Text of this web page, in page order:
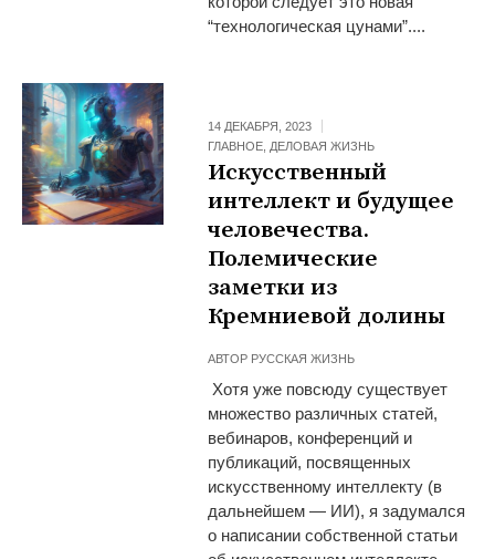
“технологическая цунами”....
14 ДЕКАБРЯ, 2023
ГЛАВНОЕ ДЕЛОВАЯ ЖИЗНЬ
Искусственный
интеллект и будущее
человечества.
Полемические
заметки из
Кремниевой долины
АВТОР РУССКАЯ ЖИЗНЬ
Хотя уже повсюду существует
множество различных статей,
вебинаров, конференций и
публикаций, посвященных
искусственному интеллекту (в
дальнейшем — ИИ), я задумался
о написании собственной статьи